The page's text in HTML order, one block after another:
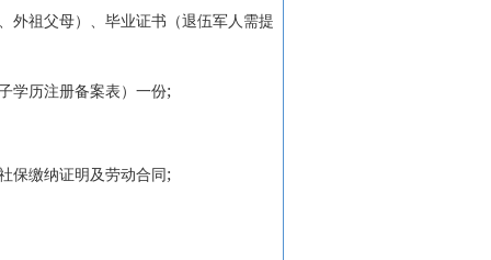
外祖父母）、毕业证书（退伍军人需提
学历注册备案表）一份;
保缴纳证明及劳动合同 ;